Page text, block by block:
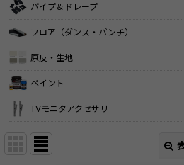
パイプ＆ドレープ
フロア（ダンス・パンチ）
原反・生地
ペイント
TVモニタアクセサリ